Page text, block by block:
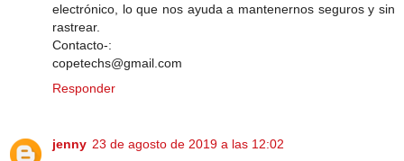
electrónico, lo que nos ayuda a mantenernos seguros y sin
rastrear.
Contacto-:
copetechs@gmail.com
Responder
jenny 23 de agosto de 2019 a las 12:02